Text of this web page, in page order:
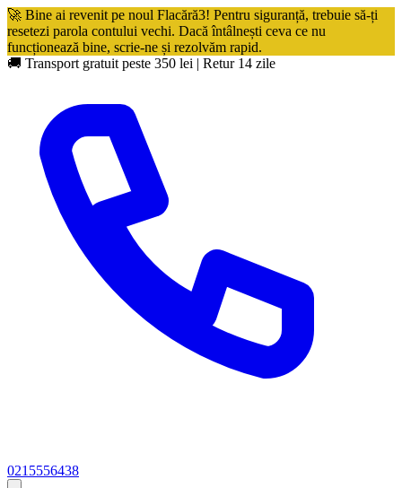
🚀 Bine ai revenit pe noul Flacără3! Pentru siguranță, trebuie să-ți
resetezi parola contului vechi. Dacă întâlnești ceva ce nu
funcționează bine, scrie-ne și rezolvăm rapid.
🚚 Transport gratuit peste 350 lei | Retur 14 zile
0215556438